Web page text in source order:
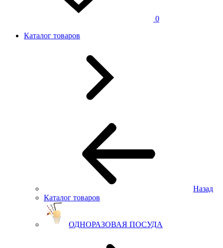
0
Каталог товаров
Назад
Каталог товаров
ОДНОРАЗОВАЯ ПОСУДА